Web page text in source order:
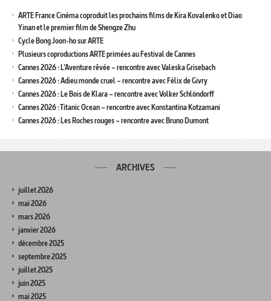
ARTE France Cinéma coproduit les prochains films de Kira Kovalenko et Diao
Yinan et le premier film de Shengze Zhu
Cycle Bong Joon-ho sur ARTE
Plusieurs coproductions ARTE primées au Festival de Cannes
Cannes 2026 : L’Aventure rêvée – rencontre avec Valeska Grisebach
Cannes 2026 : Adieu monde cruel – rencontre avec Félix de Givry
Cannes 2026 : Le Bois de Klara – rencontre avec Volker Schlöndorff
Cannes 2026 : Titanic Ocean – rencontre avec Konstantina Kotzamani
Cannes 2026 : Les Roches rouges – rencontre avec Bruno Dumont
ARCHIVES
juillet 2026
mai 2026
mars 2026
janvier 2026
décembre 2025
septembre 2025
juillet 2025
juin 2025
mai 2025